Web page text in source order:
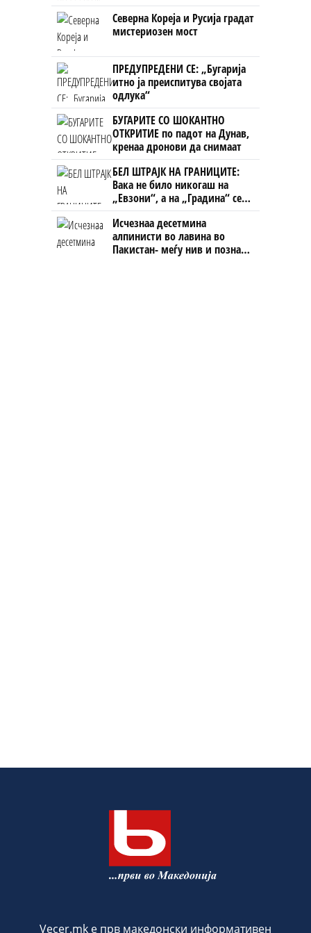
Северна Кореја и Русија градат
мистериозен мост
ПРЕДУПРЕДЕНИ СЕ: „Бугарија
итно ја преиспитува својата
одлука“
БУГАРИТЕ СО ШОКАНТНО
ОТКРИТИЕ по падот на Дунав,
кренаа дронови да снимаат
БЕЛ ШТРАЈК НА ГРАНИЦИТЕ:
Вака не било никогаш на
„Евзони“, а на „Градина“ се
чека и пет часа
Исчезнаа десетмина
алпинисти во лавина во
Пакистан- меѓу нив и познат
Vecer.mk е прв македонски информативен